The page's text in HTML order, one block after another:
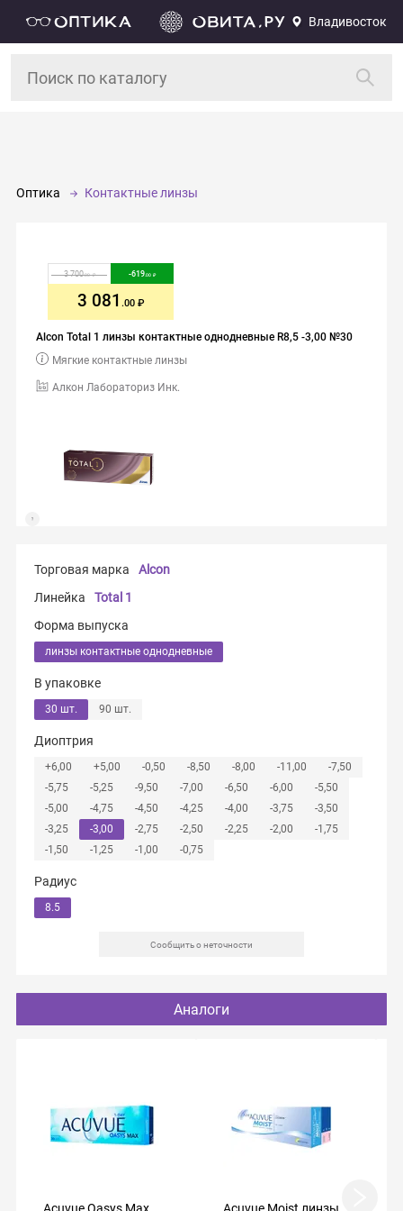
Владивосток
Оптика Контактные линзы
Alcon Total 1 линзы контактные однодневные R8,5 -3,00 №30
Алкон Лабораториз Инк.
Мягкие контактные линзы
3 700.00 -619.00
3 081 .00
Торговая марка
Alcon
Линейка
Total 1
Форма выпуска
линзы контактные однодневные
В упаковке
30 шт. 90 шт.
Диоптрия
+6,00 +5,00 -0,50 -8,50 -8,00 -11,00
-7,50
-5,75
-5,25 -9,50 -7,00 -6,50 -6,00
-5,50
-5,00
-4,75 -4,50 -4,25 -4,00 -3,75
-3,50
-3,25
-3,00 -2,75 -2,50 -2,25 -2,00
-1,75
-1,50
-1,25 -1,00 -0,75
Радиус
8.5
Сообщить о неточности
Аналоги